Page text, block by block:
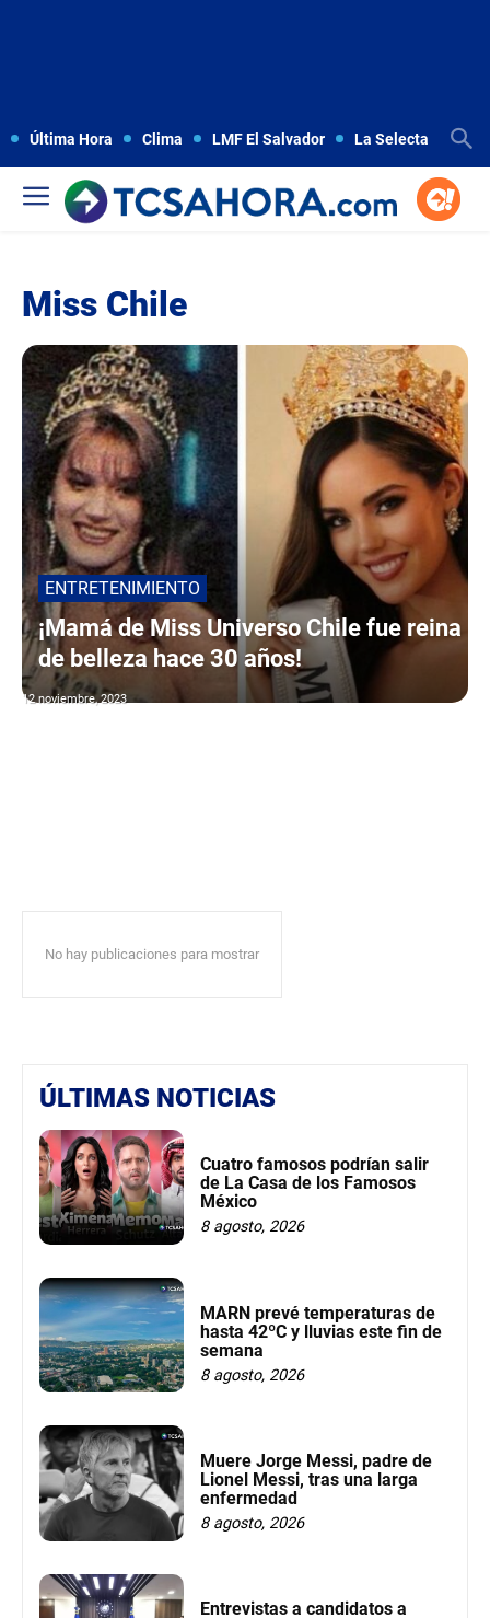
Última Hora Clima LMF El Salvador La Selecta
Miss Chile
ENTRETENIMIENTO
¡Mamá de Miss Universo Chile fue reina
de belleza hace 30 años!
12 noviembre, 2023
No hay publicaciones para mostrar
ÚLTIMAS NOTICIAS
Cuatro famosos podrían salir
de La Casa de los Famosos
México
8 agosto, 2026
MARN prevé temperaturas de
hasta 42ºC y lluvias este fin de
semana
8 agosto, 2026
Muere Jorge Messi, padre de
Lionel Messi, tras una larga
enfermedad
8 agosto, 2026
Entrevistas a candidatos a